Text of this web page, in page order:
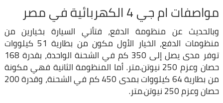
مواصفات ام جي 4 الكهربائية في مصر
وبالحديث عن منظومة الدفع، فتأتي السيارة بخيارين من
منظومات الدفع، الخيار الأول مكون من بطارية 51 كيلووات
توفر مدى يصل إلى 350 كم في الشحنة الواحدة، بقدرة 168
حصان وعزم 250 نيوتن.متر. أما المنظومة الثانية فهي مكونة
من بطارية 64 كيلووات بمدى 450 كم في الشحنة، وقدرة 200
حصان وعزم 250 نيوتن.متر.